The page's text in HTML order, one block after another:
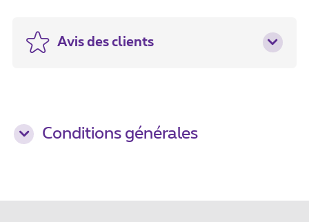
Avis des clients
Conditions générales